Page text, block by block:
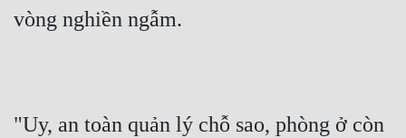
vòng nghiền ngẫm.
"Uy, an toàn quản lý chỗ sao, phòng ở còn